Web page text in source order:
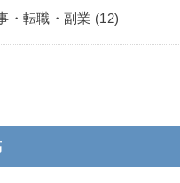
・転職・副業 (12)